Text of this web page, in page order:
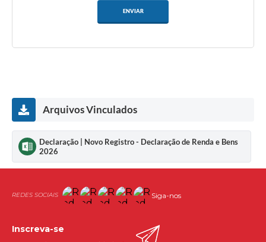
ENVIAR
Arquivos Vinculados
Declaração | Novo Registro - Declaração de Renda e Bens
2026
Siga-nos
Inscreva-se